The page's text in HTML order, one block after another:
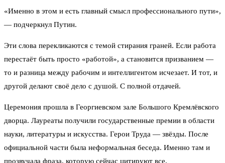
«Именно в этом и есть главный смысл профессионального пути»,
— подчеркнул Путин.
Эти слова перекликаются с темой стирания граней. Если работа
перестаёт быть просто «работой», а становится призванием —
то и разница между рабочим и интеллигентом исчезает. И тот, и
другой делают своё дело с душой. С полной отдачей.
Церемония прошла в Георгиевском зале Большого Кремлёвского
дворца. Лауреаты получили государственные премии в области
науки, литературы и искусства. Герои Труда — звёзды. После
официальной части была неформальная беседа. Именно там и
прозвучала фраза, которую сейчас цитируют все.